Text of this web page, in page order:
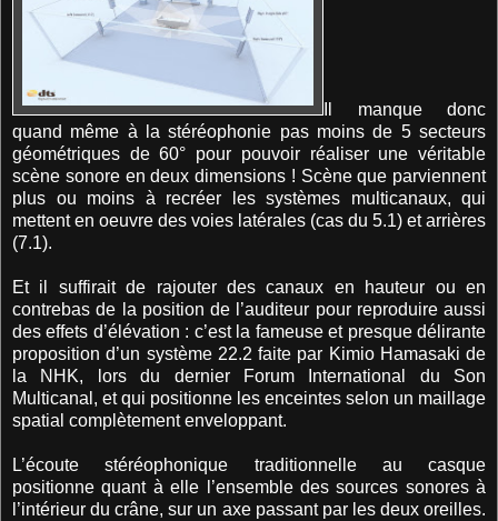
Il manque donc
quand même à la stéréophonie pas moins de 5 secteurs
géométriques de 60° pour pouvoir réaliser une véritable
scène sonore en deux dimensions ! Scène que parviennent
plus ou moins à recréer les systèmes multicanaux, qui
mettent en oeuvre des voies latérales (cas du 5.1) et arrières
(7.1).
Et il suffirait de rajouter des canaux en hauteur ou en
contrebas de la position de l’auditeur pour reproduire aussi
des effets d’élévation : c’est la fameuse et presque délirante
proposition d’un système 22.2 faite par Kimio Hamasaki de
la NHK, lors du dernier Forum International du Son
Multicanal, et qui positionne les enceintes selon un maillage
spatial complètement enveloppant.
L’écoute stéréophonique traditionnelle au casque
positionne quant à elle l’ensemble des sources sonores à
l’intérieur du crâne, sur un axe passant par les deux oreilles.